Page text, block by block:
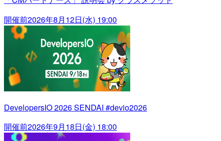
開催前2026年8月12日(水) 19:00
DevelopersIO 2026 SENDAI #devio2026
開催前2026年9月18日(金) 18:00